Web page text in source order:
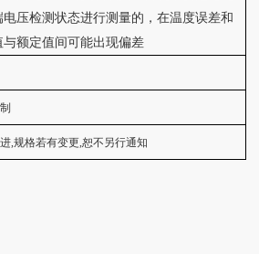
压检测状态进行测量的，在温度误差和
额定值间可能出现偏差
,规格若有变更 ,恕不另行通知